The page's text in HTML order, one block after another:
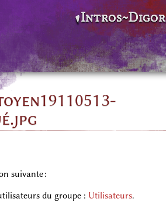
Intros~Digor
suivante :
du groupe : Utilisateurs.